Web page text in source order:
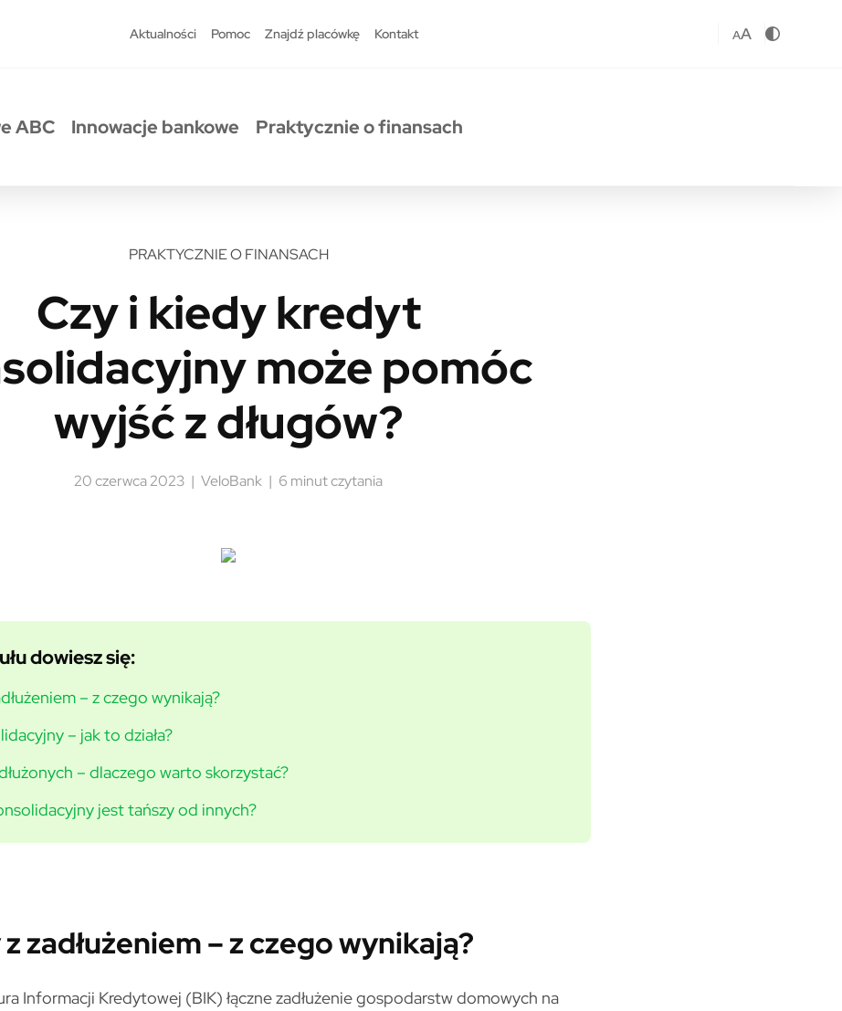
Aktualności Pomoc Znajdź placówkę Kontakt AA
ABC Innowacje bankowe Praktycznie o finansach
PRAKTYCZNIE O FINANSACH
Czy i kiedy kredyt
może pomóc
wyjść z długów?
20 czerwca 2023 VeloBank 6 minut czytania
dowiesz się:
– z czego wynikają?
– jak to działa?
– dlaczego warto skorzystać?
jest tańszy od innych?
zadłużeniem – z czego wynikają?
Informacji Kredytowej (BIK) łączne zadłużenie gospodarstw domowych na